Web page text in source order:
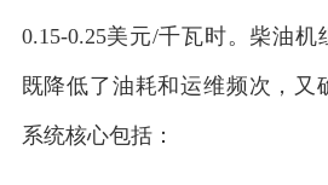
0.15-0.25美元/千瓦时。柴油机
既降低了油耗和运维频次，又
系统核心包括：